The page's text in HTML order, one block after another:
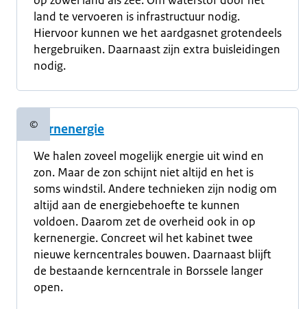
land te vervoeren is infrastructuur nodig.
Hiervoor kunnen we het aardgasnet grotendeels
hergebruiken. Daarnaast zijn extra buisleidingen
nodig.
©Copyrightinformatie
Kernenergie
We halen zoveel mogelijk energie uit wind en
zon. Maar de zon schijnt niet altijd en het is
soms windstil. Andere technieken zijn nodig om
altijd aan de energiebehoefte te kunnen
voldoen. Daarom zet de overheid ook in op
kernenergie. Concreet wil het kabinet twee
nieuwe kerncentrales bouwen. Daarnaast blijft
de bestaande kerncentrale in Borssele langer
open.